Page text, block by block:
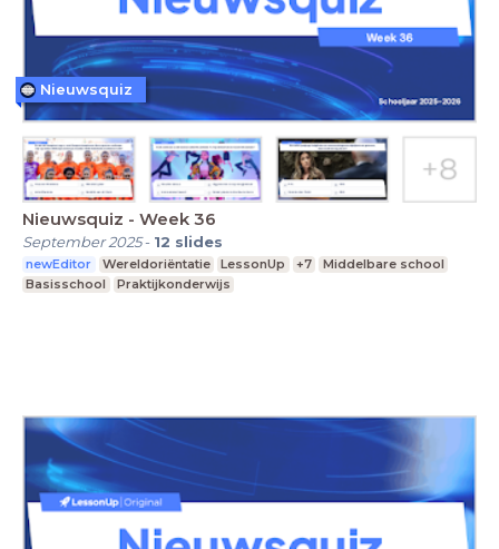
Nieuwsquiz - Week 36
September 2025- 12 slides
newEditor Wereldoriëntatie LessonUp +7
Middelbare school
Basisschool
Praktijkonderwijs
Nieuwsquiz